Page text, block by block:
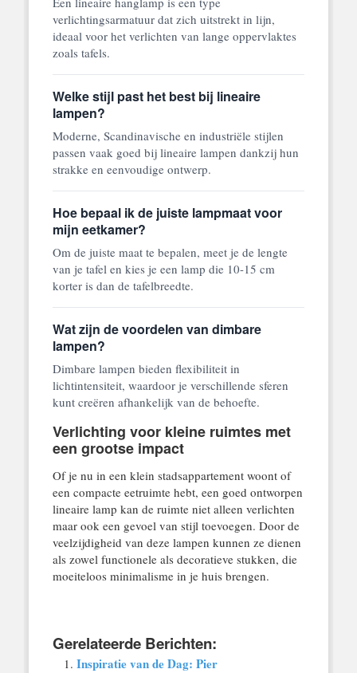
verlichtingsarmatuur dat zich uitstrekt in lijn,
ideaal voor het verlichten van lange oppervlaktes
zoals tafels.
Welke stijl past het best bij lineaire
lampen?
Moderne, Scandinavische en industriële stijlen
passen vaak goed bij lineaire lampen dankzij hun
strakke en eenvoudige ontwerp.
Hoe bepaal ik de juiste lampmaat voor
mijn eetkamer?
Om de juiste maat te bepalen, meet je de lengte
van je tafel en kies je een lamp die 10-15 cm
korter is dan de tafelbreedte.
Wat zijn de voordelen van dimbare
lampen?
Dimbare lampen bieden flexibiliteit in
lichtintensiteit, waardoor je verschillende sferen
kunt creëren afhankelijk van de behoefte.
Verlichting voor kleine ruimtes met
een grootse impact
Of je nu in een klein stadsappartement woont of
een compacte eetruimte hebt, een goed ontworpen
lineaire lamp kan de ruimte niet alleen verlichten
maar ook een gevoel van stijl toevoegen. Door de
veelzijdigheid van deze lampen kunnen ze dienen
als zowel functionele als decoratieve stukken, die
moeiteloos minimalisme in je huis brengen.
Gerelateerde Berichten:
Inspiratie van de Dag: Pier